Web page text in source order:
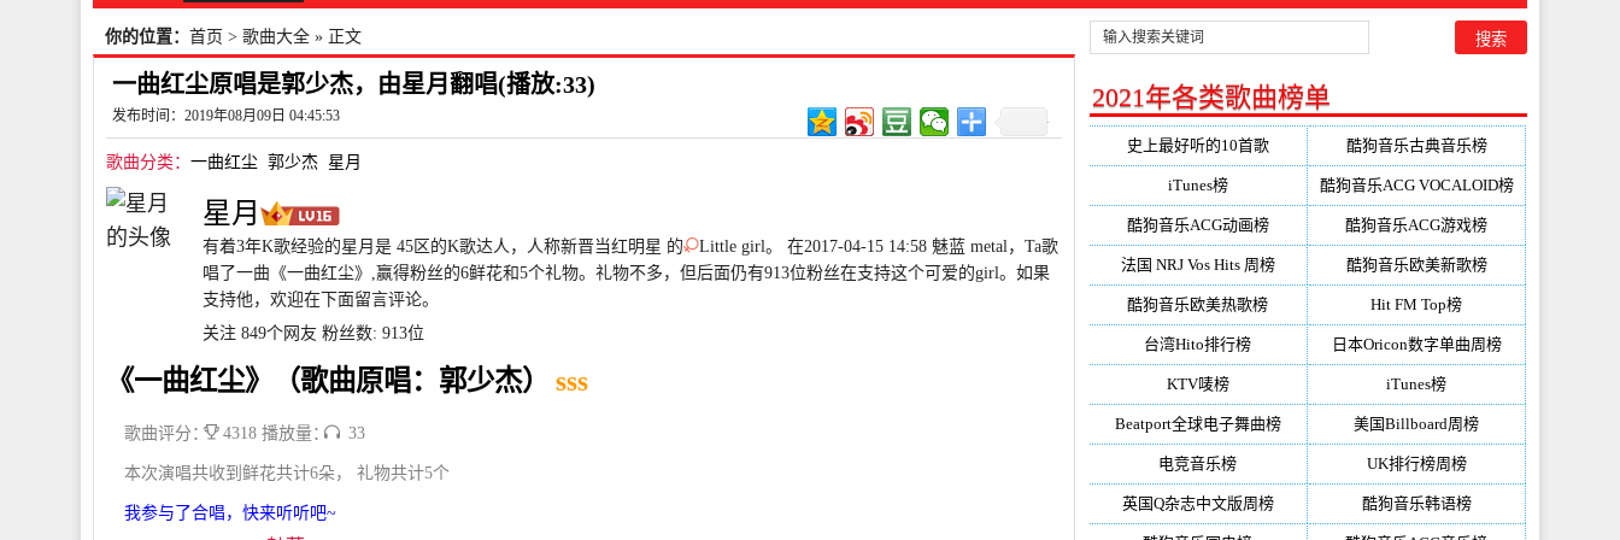
你的位置： 首页 > 歌曲大全 » 正文
一曲红尘原唱是郭少杰，由星月翻唱(播放:33)
发布时间：2019年08月09日 04:45:53
歌曲分类： 一曲红尘 郭少杰 星月
星月
有着3年K歌经验的星月是 45区的K歌达人，人称新晋当红明星 的
Little girl。 在2017-04-15 14:58 魅蓝 metal，Ta歌
唱了一曲《一曲红尘》,赢得粉丝的6鲜花和5个礼物。礼物不多，但后面仍有913位粉丝在支持这个可爱的girl。如果
支持他，欢迎在下面留言评论。
关注 849个网友 粉丝数: 913位
《一曲红尘》（歌曲原唱：郭少杰） sss
歌曲评分： 4318 播放量： 33
本次演唱共收到鲜花共计6朵， 礼物共计5个
我参与了合唱，快来听听吧~
2021年各类歌曲榜单
史上最好听的10首歌 酷狗音乐古典音乐榜
iTunes榜 酷狗音乐ACG VOCALOID榜
酷狗音乐ACG动画榜 酷狗音乐ACG游戏榜
法国 NRJ Vos Hits 周榜 酷狗音乐欧美新歌榜
酷狗音乐欧美热歌榜 Hit FM Top榜
台湾Hito排行榜 日本Oricon数字单曲周榜
KTV唛榜 iTunes榜
Beatport全球电子舞曲榜 美国Billboard周榜
电竞音乐榜 UK排行榜周榜
英国Q杂志中文版周榜 酷狗音乐韩语榜